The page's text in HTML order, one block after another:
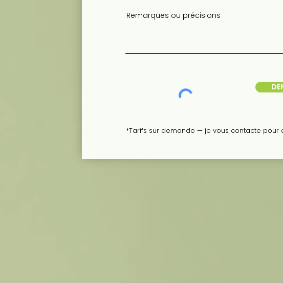
Remarques ou précisions
*Tarifs sur demande — je vous contacte